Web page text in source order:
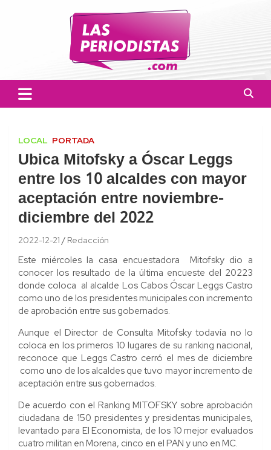
Las Periodistas
informado a la población.
LOCAL PORTADA
Ubica Mitofsky a Óscar Leggs
entre los 10 alcaldes con mayor
aceptación entre noviembre-
diciembre del 2022
2022-12-21 Redacción
Este miércoles la casa encuestadora Mitofsky dio a
conocer los resultado de la última encueste del 20223
donde coloca al alcalde Los Cabos Óscar Leggs Castro
como uno de los presidentes municipales con incremento
de aprobación entre sus gobernados.
Aunque el Director de Consulta Mitofsky todavía no lo
coloca en los primeros 10 lugares de su ranking nacional,
reconoce que Leggs Castro cerró el mes de diciembre
como uno de los alcaldes que tuvo mayor incremento de
aceptación entre sus gobernados.
De acuerdo con el Ranking MITOFSKY sobre aprobación
ciudadana de 150 presidentes y presidentas municipales,
levantado para El Economista, de los 10 mejor evaluados
cuatro militan en Morena, cinco en el PAN y uno en MC.